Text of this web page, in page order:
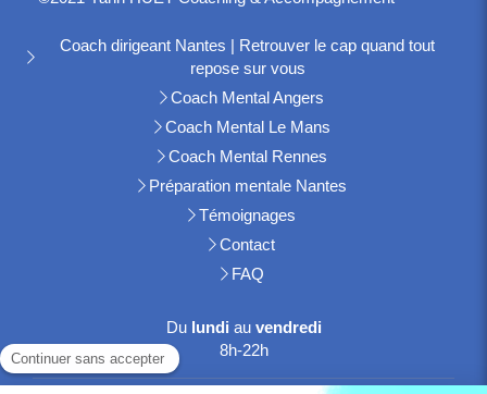
Coach dirigeant Nantes | Retrouver le cap quand tout
repose sur vous
Coach Mental Angers
Coach Mental Le Mans
Coach Mental Rennes
Préparation mentale Nantes
Témoignages
Contact
FAQ
Du lundi au vendredi
8h-22h